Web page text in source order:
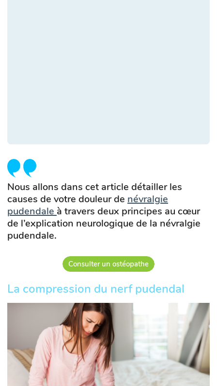
Nous allons dans cet article détailler les
causes de votre douleur de névralgie
pudendale à travers deux principes au cœur
de l’explication neurologique de la névralgie
pudendale.
Consulter un ostéopathe
La compression du nerf pudendal